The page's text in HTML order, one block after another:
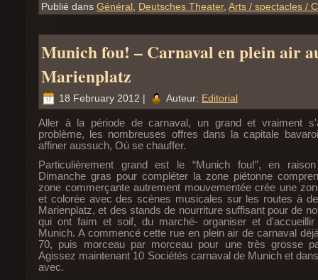
Publié dans Général , Deutsches Theater, Arts / spectacles /
Munich fou! – Carnaval en plein air
Marienplatz
18 February 2012 | Auteur: Editorial
Aller à la période de carnaval, un grand et vraiment
problème, les nombreuses offres dans la capitale
affiner aussuch, Où se chauffer.
Particulièrement grand est le “Munich fou!”, en
Dimanche gras pour compléter la zone piétonne
zone commerçante autrement mouvementée crée une
et colorée avec des scènes musicales sur les routes à
Marienplatz, et des stands de nourriture suffisant pour de
qui ont faim et soif, du marché- organiser et
Munich. A commencé cette rue en plein air de carnaval
70, puis morceau par morceau pour une très grosse
Agissez maintenant 10 Sociétés carnaval de Munich et
avec.